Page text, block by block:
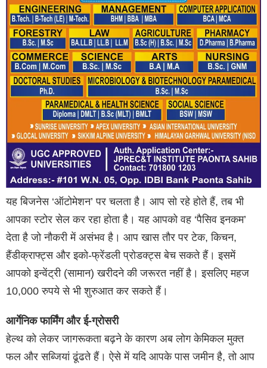
यह बिजनेस ‘ऑटोमेशन’ पर चलता है। आप सो रहे होते हैं, तब भी
आपका स्टोर सेल कर रहा होता है। यह आपको वह ‘पैसिव इनकम’
देता है जो नौकरी में असंभव है। आप खास तौर पर टेक, किचन,
हैंडीक्राफ्ट्स और इको-फ्रेंडली प्रोडक्ट्स बेच सकते हैं। इसमें
आपको इन्वेंट्री (सामान) खरीदने की जरूरत नहीं है। इसलिए महज
10,000 रुपये से भी शुरुआत कर सकते हैं।
आर्गेनिक फार्मिंग और ई-ग्रोसरी
हेल्थ को लेकर जागरूकता बढ़ने के कारण अब लोग केमिकल मुक्त
फल और सब्जियां ढूंढते हैं। ऐसे में यदि आपके पास जमीन है, तो आप